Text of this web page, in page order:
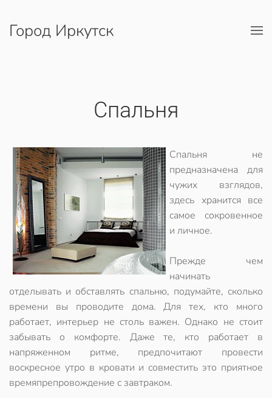
Перейти к содержимому
Город Иркутск
Спальня
Спальня не
предназначена для
чужих взглядов,
здесь хранится все
самое сокровенное
и личное.
Прежде чем
начинать
отделывать и обставлять спальню, подумайте, сколько
времени вы проводите дома. Для тех, кто много
работает, интерьер не столь важен. Однако не стоит
забывать о комфорте. Даже те, кто работает в
напряженном ритме, предпочитают провести
воскресное утро в кровати и совместить это приятное
времяпрепровождение с завтраком.